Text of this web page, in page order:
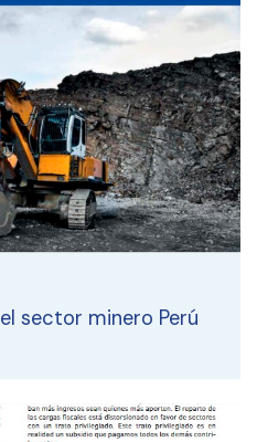
sector minero Perú